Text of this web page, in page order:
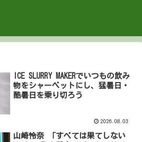
ICE SLURRY MAKERでいつもの飲み
物をシャーベットにし、猛暑日・
酷暑日を乗り切ろう
2026.08.03
山崎怜奈 「すべては果てしない